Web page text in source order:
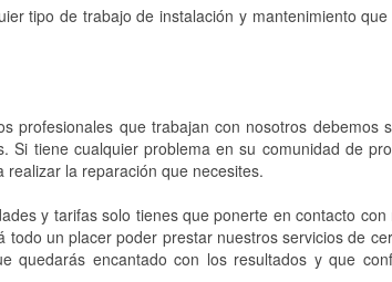
tipo de trabajo de instalación y mantenimiento
profesionales que trabajan con nosotros debemos
tiene cualquier problema en su comunidad de
la reparación que necesites.
y tarifas solo tienes que ponerte en contacto con
un placer poder prestar nuestros servicios de
quedarás encantado con los resultados y que